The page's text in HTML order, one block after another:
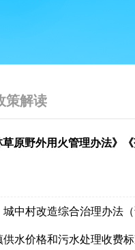
策解读
中村改造综合治理办法（
水价格和污水处理收费